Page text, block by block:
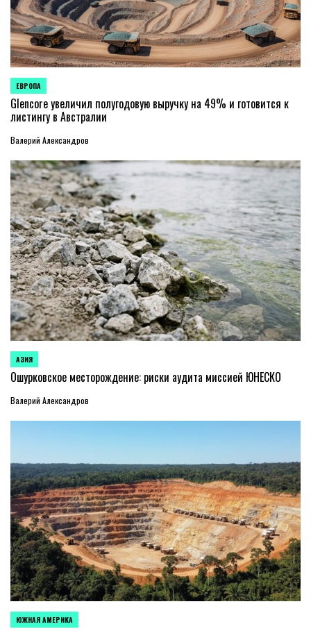
ОПУБЛИКОВАНО
В
ЕВРОПА
Glencore увеличил полугодовую выручку на 49% и готовится к
листингу в Австралии
Валерий Александров
ОПУБЛИКОВАНО
В
АЗИЯ
Ошурковское месторождение: риски аудита миссией ЮНЕСКО
Валерий Александров
ОПУБЛИКОВАНО
ЮЖНАЯ АМЕРИКА